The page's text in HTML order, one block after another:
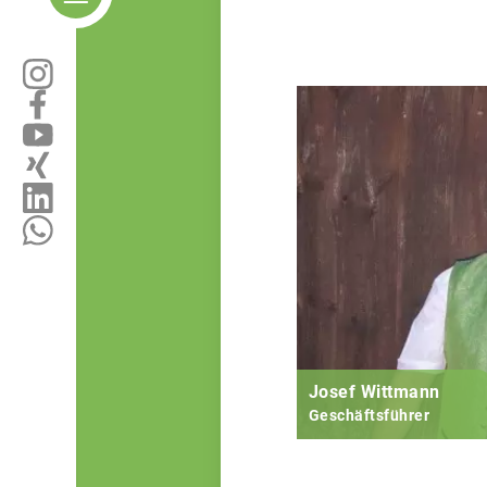
Josef Wittmann
Geschäftsführer